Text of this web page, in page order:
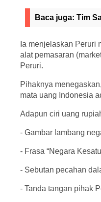
Baca juga: Tim
Ia menjelaskan Peruri
alat pemasaran
Peruri.
Pihaknya
mata uang Indonesia
Adapun ciri uang
- Gambar lambang
- Frasa “Negara
- Sebutan pecahan
- Tanda tangan pihak